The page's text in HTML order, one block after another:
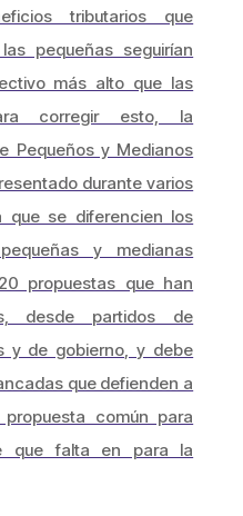
tributarios que
pequeñas seguirían
más alto que las
corregir esto, la
Pequeños y Medianos
durante varios
que se diferencien los
y medianas
propuestas que han
desde partidos de
y de gobierno, y debe
que defienden a
común para
que falta en para la